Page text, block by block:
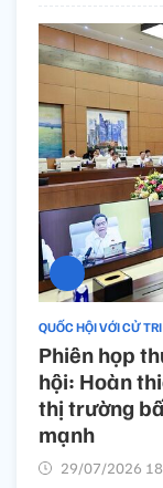
QUỐC HỘI VỚI CỬ TRI
Phiên họp
hội: Hoàn
thị trường
mạnh
29/07/2026